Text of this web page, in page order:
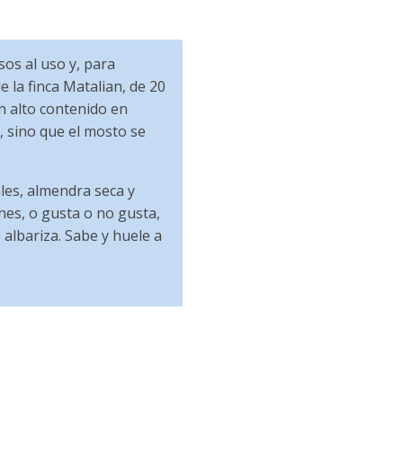
al uso y, para
la finca Matalian, de 20
alto contenido en
sino que el mosto se
almendra seca y
o gusta o no gusta,
Sabe y huele a